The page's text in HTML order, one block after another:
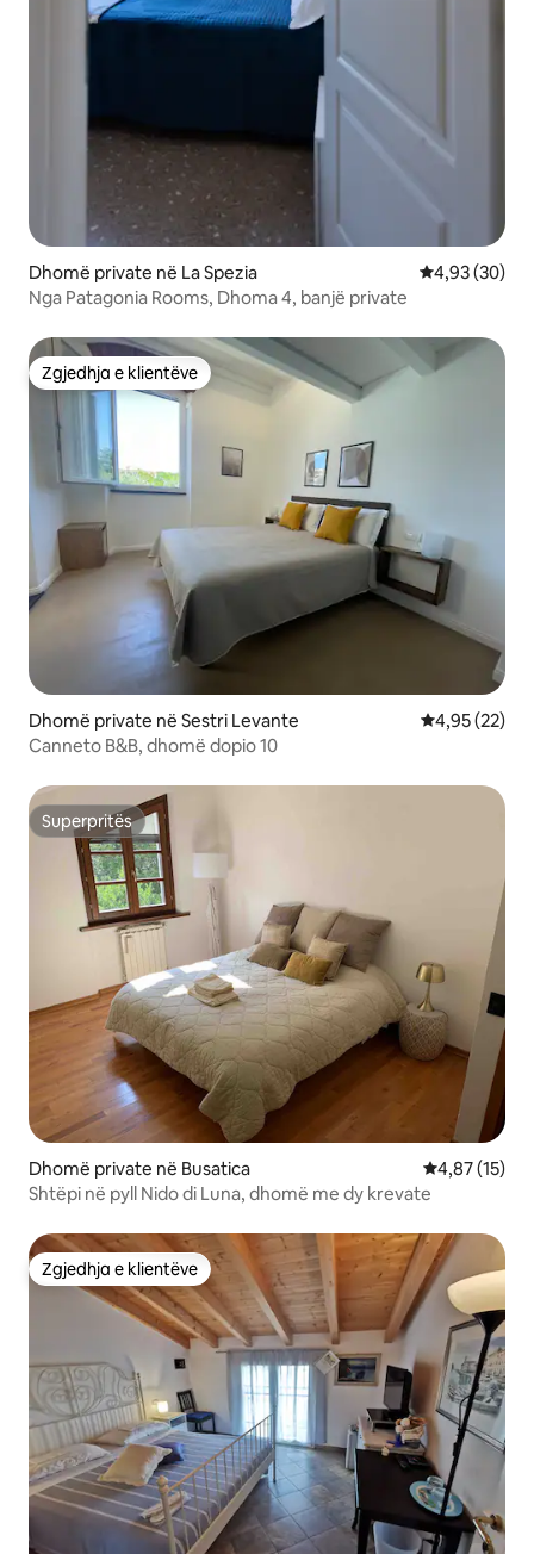
Dhomë private në La Spezia Vlerësimi
4,93 (30)
Nga Patagonia Rooms, Dhoma 4, banjë private
Zgjedhja e klientëve
Zgjedhja e klientëve
Dhomë private në Sestri Levante Vlerësimi
4,95 (22)
Canneto B&B, dhomë dopio 10
Superpritës
Superpritës
Dhomë private në Busatica Vlerësimi
4,87 (15)
Shtëpi në pyll Nido di Luna, dhomë me dy krevate
Zgjedhja e klientëve
Zgjedhja e klientëve